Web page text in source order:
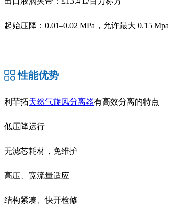
起始压降：0.01–0.02 MPa，允许最大 0.15 Mpa
性能优势
利菲拓天然气旋风分离器有高效分离的特点
低压降运行
无滤芯耗材，免维护
高压、宽流量适应
结构紧凑、快开检修